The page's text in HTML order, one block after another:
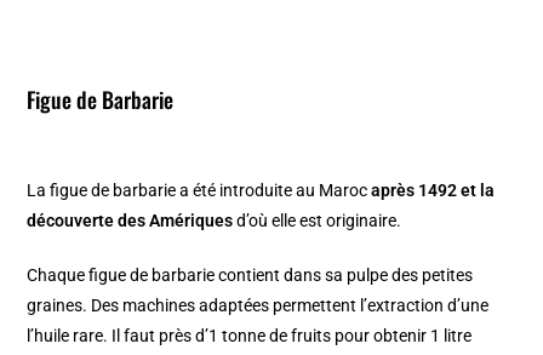
Figue de Barbarie
La figue de barbarie a été introduite au Marocaprès 1492 et la
découverte des Amériquesd’où elle est originaire.
Chaque figue de barbarie contient dans sa pulpe des petites
graines. Des machines adaptées permettent l’extraction d’une
l’huile rare. Il faut près d’1 tonne de fruits pour obtenir 1 litre